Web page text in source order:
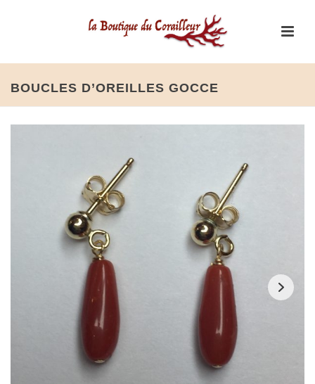
BOUCLES D’OREILLES GOCCE